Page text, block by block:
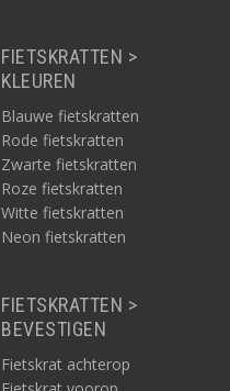
FIETSKRATTEN >
KLEUREN
Blauwe fietskratten
Rode fietskratten
Zwarte fietskratten
Roze fietskratten
Witte fietskratten
Neon fietskratten
FIETSKRATTEN >
BEVESTIGEN
Fietskrat achterop